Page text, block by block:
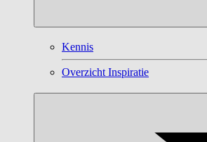
Kennis
Overzicht Inspiratie